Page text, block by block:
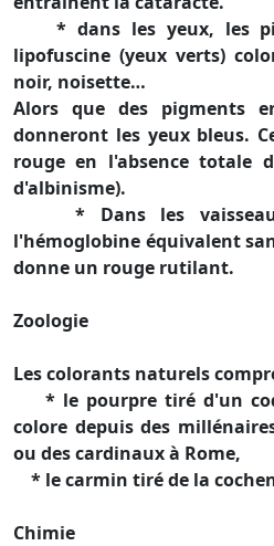
* dans les yeux, les
lipofuscine (yeux verts)
noir, noisette…
Alors que des pigments
donneront les yeux bleus.
rouge en l'absence totale
d'albinisme).
* Dans les
l'hémoglobine équivalent
donne un rouge rutilant.
Zoologie
Les colorants naturels
* le pourpre tiré d'un
colore depuis des
ou des cardinaux à Rome,
* le carmin tiré de la
Chimie